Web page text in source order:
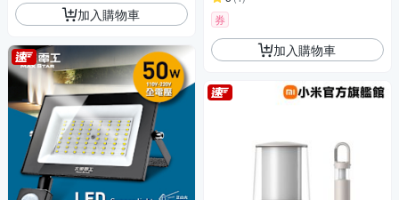
加入購物車 券
加入購物車